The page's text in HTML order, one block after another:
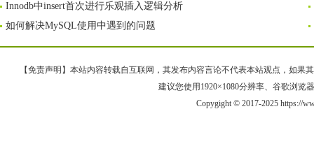
Innodb中insert首次进行乐观插入逻辑分析
如何解决MySQL使用中遇到的问题
【免责声明】本站内容转载自互联网，其发布内容言论不代表本站观点，如果
建议您使用1920×1080分辨率、谷歌浏览
Copygight © 2017-2025 https://